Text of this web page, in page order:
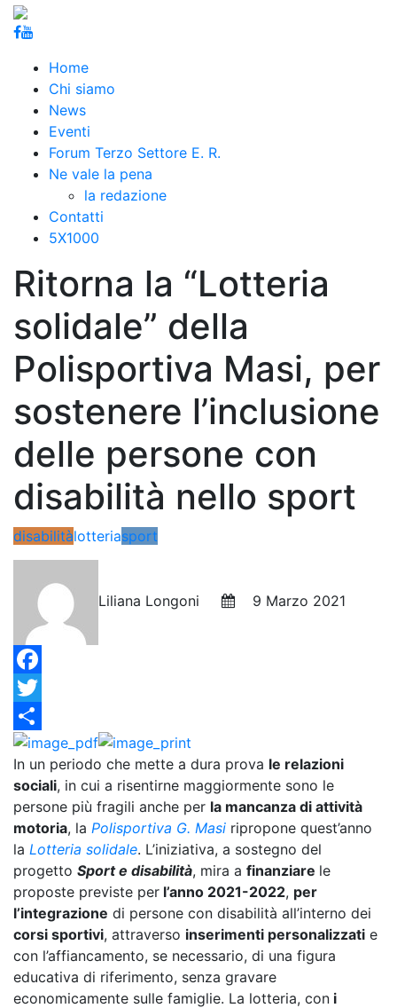
Home
Chi siamo
News
Eventi
Forum Terzo Settore E. R.
Ne vale la pena
la redazione
Contatti
5X1000
Ritorna la “Lotteria
solidale” della
Polisportiva Masi, per
sostenere l’inclusione
delle persone con
disabilità nello sport
disabilitàlotteriasport
Liliana Longoni 9 Marzo 2021
Facebook
Twitter
Condividi
In un periodo che mette a dura prova le relazioni
sociali, in cui a risentirne maggiormente sono le
persone più fragili anche per la mancanza di attività
motoria, la Polisportiva G. Masi ripropone quest’anno
la Lotteria solidale. L’iniziativa, a sostegno del
progetto Sport e disabilità, mira a finanziare le
proposte previste per l’anno 2021-2022, per
l’integrazione di persone con disabilità all’interno dei
corsi sportivi, attraverso inserimenti personalizzati e
con l’affiancamento, se necessario, di una figura
educativa di riferimento, senza gravare
economicamente sulle famiglie. La lotteria, con i